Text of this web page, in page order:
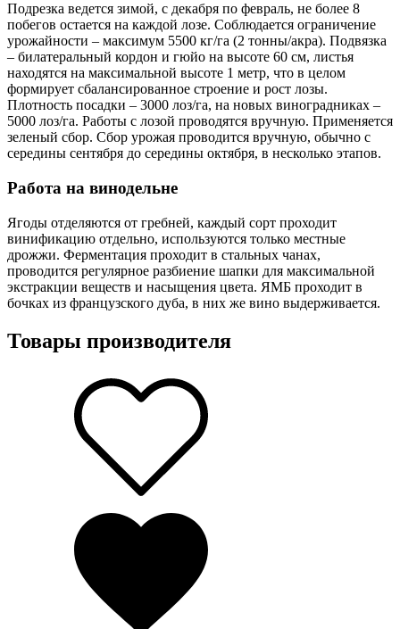
Подрезка ведется зимой, с декабря по февраль, не более 8
побегов остается на каждой лозе. Соблюдается ограничение
урожайности – максимум 5500 кг/га (2 тонны/акра). Подвязка
– билатеральный кордон и гюйо на высоте 60 см, листья
находятся на максимальной высоте 1 метр, что в целом
формирует сбалансированное строение и рост лозы.
Плотность посадки – 3000 лоз/га, на новых виноградниках –
5000 лоз/га. Работы с лозой проводятся вручную. Применяется
зеленый сбор. Сбор урожая проводится вручную, обычно с
середины сентября до середины октября, в несколько этапов.
Работа на винодельне
Ягоды отделяются от гребней, каждый сорт проходит
винификацию отдельно, используются только местные
дрожжи. Ферментация проходит в стальных чанах,
проводится регулярное разбиение шапки для максимальной
экстракции веществ и насыщения цвета. ЯМБ проходит в
бочках из французского дуба, в них же вино выдерживается.
Товары производителя